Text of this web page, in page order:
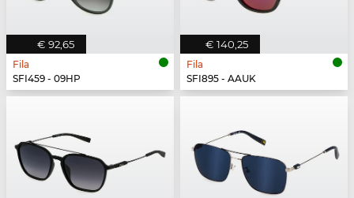
€ 92,65
Fila
SFI459 - 09HP
€ 140,25
Fila
SFI895 - AAUK